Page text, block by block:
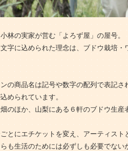
林の実家が営む「よろず屋」の屋号。
字に込められた理念は、ブドウ栽培
の商品名は記号や数字の配列で表記
められています。
のほか、山梨にある６軒のブドウ生産
とにエチケットを変え、アーティスト
も生活のためには必ずしも必要でない